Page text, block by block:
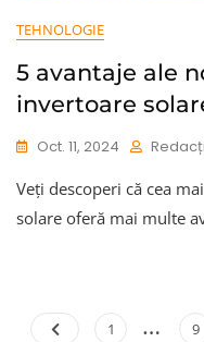
TEHNOLOGIE
5 avantaje ale
invertoare
Oct. 11, 2024
Veți descoperi că cea
solare oferă mai multe
Page
1 … 9